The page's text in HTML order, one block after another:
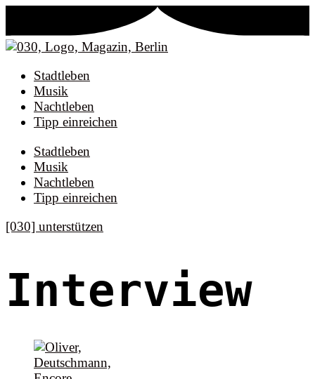
Stadtleben
Musik
Nachtleben
Tipp einreichen
Stadtleben
Musik
Nachtleben
Tipp einreichen
[030] unterstützen
Interview